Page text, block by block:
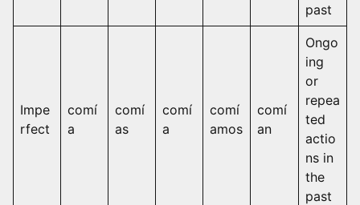
past
Impe
rfect
comí
a
comí
as
comí
a
comí
amos
comí
an
Ongo
ing
or
repea
ted
actio
ns in
the
past